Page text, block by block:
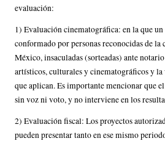
evaluación:
1) Evaluación cinematográfica: en la que
conformado por personas reconocidas de
México, insaculadas (sorteadas) ante
artísticos, culturales y cinematográficos y
que aplican. Es importante mencionar que
sin voz ni voto, y no interviene en los
2) Evaluación fiscal: Los proyectos
pueden presentar tanto en ese mismo